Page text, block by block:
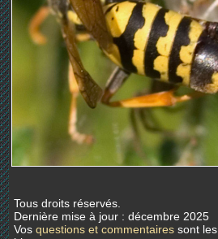
Tous droits réservés.
Dernière mise à jour : décembre 2025
Vos questions et commentaires sont les